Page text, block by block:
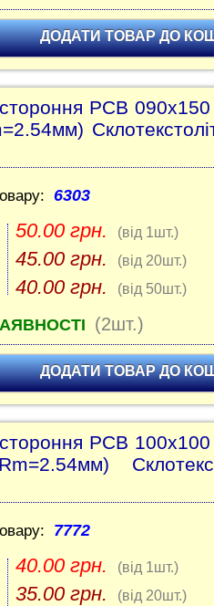
ДОДАТИ ТОВАР ДО
PCB 090x150
6303
50.00 грн. (від 1шт.)
45.00 грн. (від 20шт.)
40.00 грн. (від 50шт.)
(2шт.)
ДОДАТИ ТОВАР ДО
PCB 100x100
7772
40.00 грн. (від 1шт.)
35.00 грн. (від 20шт.)